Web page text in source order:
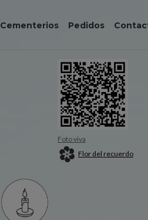
Cementerios Pedidos
Foto viva
Flor del recuerdo